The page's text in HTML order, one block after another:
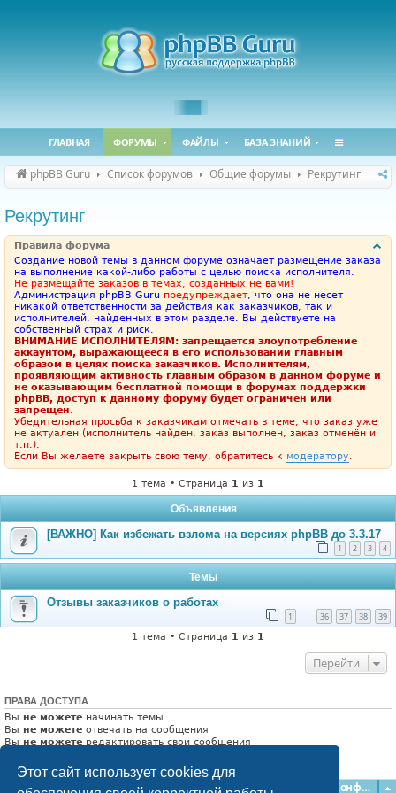
Этот сайт использует cookies для
ГЛАВНАЯ ФОРУМЫ ФАЙЛЫ БАЗА ЗНАНИЙ
phpBB Guru Список форумов Общие форумы Рекрутинг
Рекрутинг
Правила форума
Создание новой темы в данном форуме означает размещение заказа
на выполнение какой-либо работы с целью поиска исполнителя.
Не размещайте заказов в темах, созданных не вами!
Администрация phpBB Guru предупреждает, что она не несет
никакой ответственности за действия как заказчиков, так и
исполнителей, найденных в этом разделе. Вы действуете на
собственный страх и риск.
ВНИМАНИЕ ИСПОЛНИТЕЛЯМ: запрещается злоупотребление
аккаунтом, выражающееся в его использовании главным
образом в целях поиска заказчиков. Исполнителям,
проявляющим активность главным образом в данном форуме и
не оказывающим бесплатной помощи в форумах поддержки
phpBB, доступ к данному форуму будет ограничен или
запрещен.
Убедительная просьба к заказчикам отмечать в теме, что заказ уже
не актуален (исполнитель найден, заказ выполнен, заказ отменён и
т.п.).
Если Вы желаете закрыть свою тему, обратитесь к модератору.
1 тема • Страница 1 из 1
Объявления
[ВАЖНО] Как избежать взлома на версиях phpBB до 3.3.17
1 2 3 4
Темы
Отзывы заказчиков о работах
1 36 37 38
39
1 тема • Страница 1 из 1
Перейти
ПРАВА ДОСТУПА
Вы не можете начинать темы
Вы не можете отвечать на сообщения
Вы не можете редактировать свои сообщения
Выне можете добавлять вложения
Главная Форумы Конфиденциальность
Наша команда